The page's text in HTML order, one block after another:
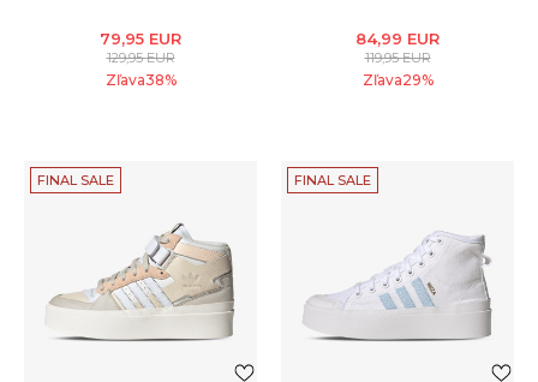
79,95 EUR
129,95EUR
Zľava38%
84,99 EUR
119,95EUR
Zľava29%
FINAL SALE FINAL SALE